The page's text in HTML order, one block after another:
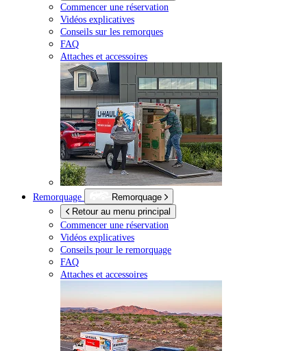
Commencer une réservation
Vidéos explicatives
Conseils sur les remorques
FAQ
Attaches et accessoires
Remorquage
Remorquage
Retour au menu principal
Commencer une réservation
Vidéos explicatives
Conseils pour le remorquage
FAQ
Attaches et accessoires